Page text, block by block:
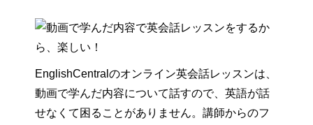
EnglishCentralのオンライン英会話レッスンは、
動画で学んだ内容について話すので、英語が話
せなくて困ることがありません。講師からのフ